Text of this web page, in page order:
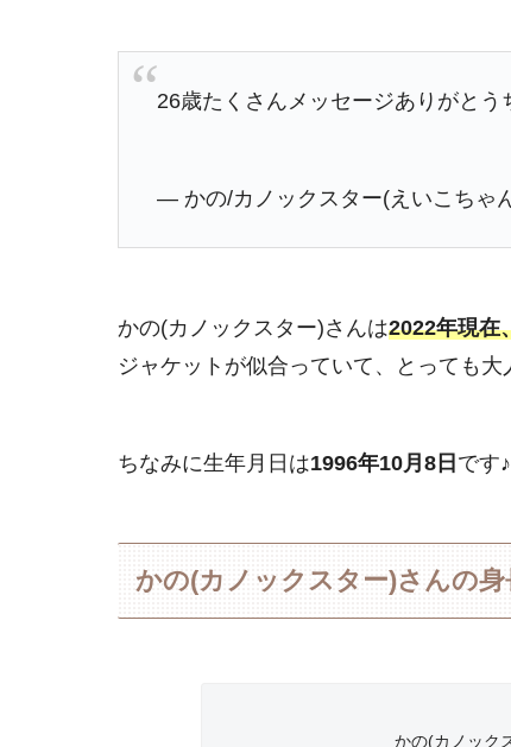
26歳たくさんメッセージありがとう
— かの/カノックスター(えいこちゃ
かの(カノックスター)さんは2022年現在
ジャケットが似合っていて、とっても大
ちなみに生年月日は1996年10月8日 です♪
かの(カノックスター)さんの身
かの(カノック